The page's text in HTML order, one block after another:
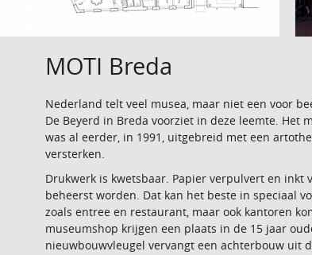
MOTI Breda
Nederland telt veel musea, maar niet een voor
De Beyerd in Breda voorziet in deze leemte. Het
was al eerder, in 1991, uitgebreid met een
versterken.
Drukwerk is kwetsbaar. Papier verpulvert en
beheerst worden. Dat kan het beste in speciaal
zoals entree en restaurant, maar ook kantoren
museumshop krijgen een plaats in de 15 jaar
nieuwbouwvleugel vervangt een achterbouw uit